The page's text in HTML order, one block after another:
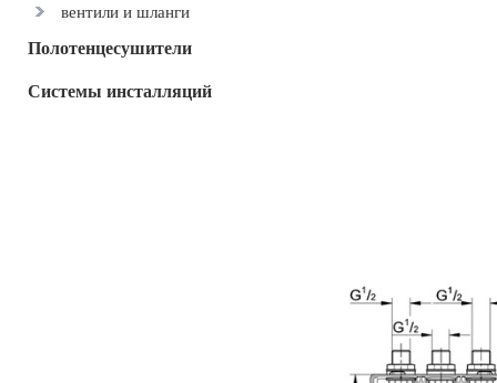
вентили и шланги
Полотенцесушители
Системы инсталляций